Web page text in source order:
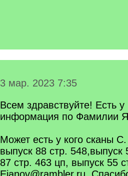
3 мар. 2023 7:35
Всем здравствуйте! Есть у
информация по Фамилии
Может есть у кого сканы
выпуск 88 стр. 548,выпуск
87 стр. 463 цп, выпуск 55